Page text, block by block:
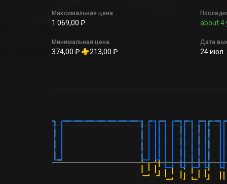
Максимальная цена
1 069,00 ₽
Минимальная цена
374,00 ₽ 213,00 ₽
about 4
Дата
24 июл.